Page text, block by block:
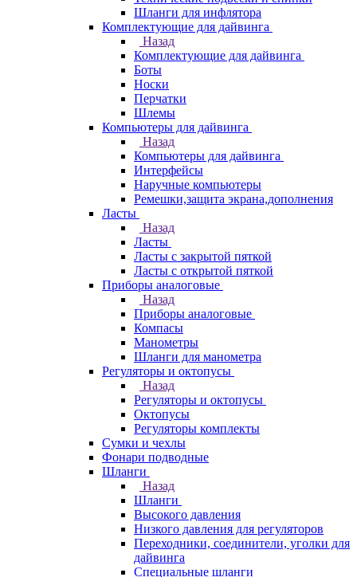
Шланги для инфлятора
Комплектующие для дайвинга
Назад
Комплектующие для дайвинга
Боты
Носки
Перчатки
Шлемы
Компьютеры для дайвинга
Назад
Компьютеры для дайвинга
Интерфейсы
Наручные компьютеры
Ремешки,защита экрана,дополнения
Ласты
Назад
Ласты
Ласты с закрытой пяткой
Ласты с открытой пяткой
Приборы аналоговые
Назад
Приборы аналоговые
Компасы
Манометры
Шланги для манометра
Регуляторы и октопусы
Назад
Регуляторы и октопусы
Октопусы
Регуляторы комплекты
Сумки и чехлы
Фонари подводные
Шланги
Назад
Шланги
Высокого давления
Низкого давления для регуляторов
Переходники, соединители, уголки для
дайвинга
Специальные шланги